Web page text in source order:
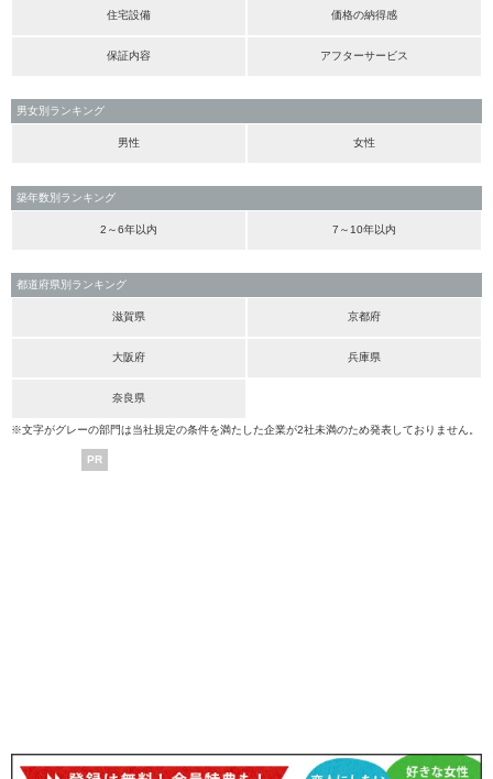
住宅設備 価格の納得感
保証内容 アフターサービス
男女別ランキング
男性 女性
築年数別ランキング
2～6年以内 7～10年以内
都道府県別ランキング
滋賀県 京都府
大阪府 兵庫県
奈良県
※文字がグレーの部門は当社規定の条件を満たした企業が2社未満のため発表しておりません。
PR